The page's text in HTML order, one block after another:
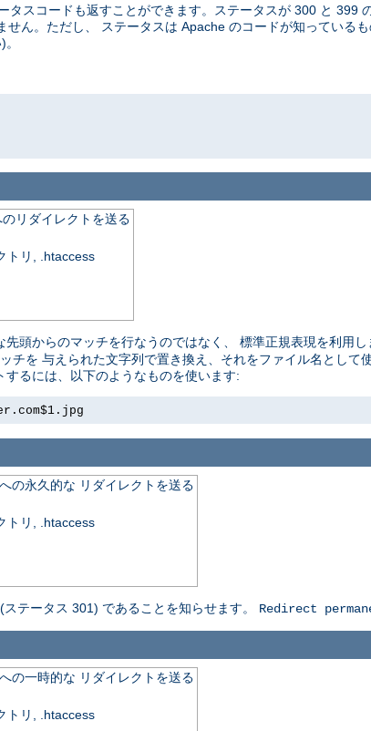
スコードも返すことができます。ステータスが 300 と 399
ん。ただし、 ステータスは Apache のコードが知っている
リダイレクトを送る
トリ, .htaccess
先頭からのマッチを行なうのではなく、 標準正規表現を利用
チを 与えられた文字列で置き換え、それをファイル名として
るには、以下のようなものを使います:
の永久的な リダイレクトを送る
トリ, .htaccess
テータス 301) であることを知らせます。 Redirect
の一時的な リダイレクトを送る
トリ, .htaccess